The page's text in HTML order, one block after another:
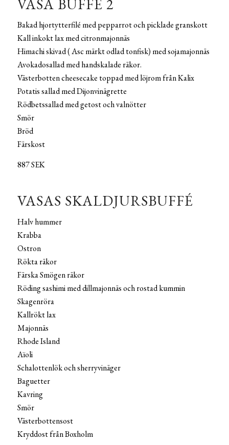
VASA BUFFÉ 2
Bakad hjortytterfilé med pepparrot och picklade granskott
Kall inkokt lax med citronmajonnäs
Himachi skivad ( Asc märkt odlad tonfisk) med sojamajonnäs
Avokadosallad med handskalade räkor.
Västerbotten cheesecake toppad med löjrom från Kalix
Potatis sallad med Dijonvinägrette
Rödbetssallad med getost och valnötter
Smör
Bröd
Färskost
887 SEK
VASAS SKALDJURSBUFFÉ
Halv hummer
Krabba
Ostron
Rökta räkor
Färska Smögen räkor
Röding sashimi med dillmajonnäs och rostad kummin
Skagenröra
Kallrökt lax
Majonnäs
Rhode Island
Aïoli
Schalottenlök och sherryvinäger
Baguetter
Kavring
Smör
Västerbottensost
Kryddost från Boxholm